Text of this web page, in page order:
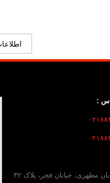
:
۵
۴
تهران، خیابان مطهری، خیابان فجر، پلاک ۳۲